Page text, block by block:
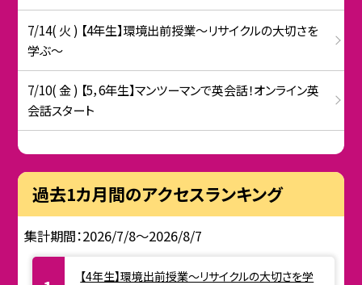
7/14( 火 ) 【4年生】環境出前授業〜リサイクルの大切さを
学ぶ〜
7/10( 金 ) 【5，6年生】マンツーマンで英会話！オンライン英
会話スタート
過去1カ月間のアクセスランキング
集計期間：2026/7/8～2026/8/7
【4年生】環境出前授業〜リサイクルの大切さを学